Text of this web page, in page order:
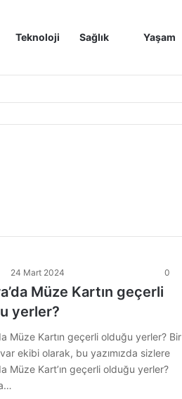
Teknoloji Sağlık Yaşam
24 Mart 2024 0
Müze Kartın geçerli
yerler?
Müze Kartın geçerli olduğu yerler? Bir
ekibi olarak, bu yazımızda sizlere
Müze Kart’ın geçerli olduğu yerler?